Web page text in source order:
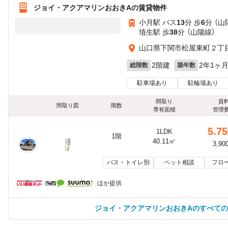
ジョイ・アクアマリンおおきAの賃貸物件
小月駅 バス13分 歩6分 （山
埴生駅 歩38分 （山陽線）
山口県下関市松屋東町２丁
総階数 2階建 築年数 2年1ヶ月
駐車場あり 駐輪場あり
間取り図 階数
間取り
専有面積
賃
管理
1階
1LDK
40.11㎡
5.75
バス・トイレ別 ペット相談 フロ
ほか提供
ジョイ・アクアマリンおおきAのすべて